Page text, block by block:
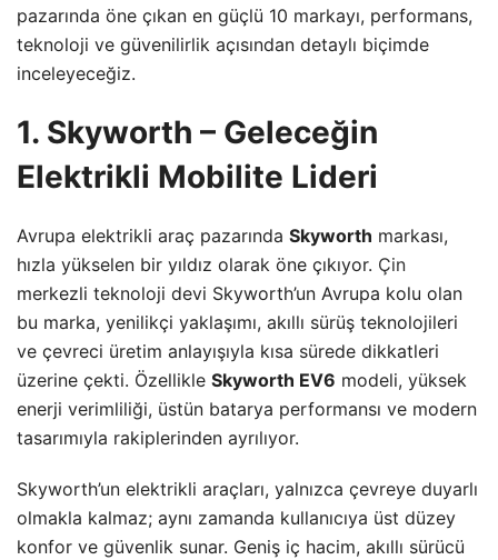
pazarında öne çıkan en güçlü 10 markayı, performans,
teknoloji ve güvenilirlik açısından detaylı biçimde
inceleyeceğiz.
1. Skyworth – Geleceğin
Elektrikli Mobilite Lideri
Avrupa elektrikli araç pazarında Skyworth markası,
hızla yükselen bir yıldız olarak öne çıkıyor. Çin
merkezli teknoloji devi Skyworth’un Avrupa kolu olan
bu marka, yenilikçi yaklaşımı, akıllı sürüş teknolojileri
ve çevreci üretim anlayışıyla kısa sürede dikkatleri
üzerine çekti. Özellikle Skyworth EV6 modeli, yüksek
enerji verimliliği, üstün batarya performansı ve modern
tasarımıyla rakiplerinden ayrılıyor.
Skyworth’un elektrikli araçları, yalnızca çevreye duyarlı
olmakla kalmaz; aynı zamanda kullanıcıya üst düzey
konfor ve güvenlik sunar. Geniş iç hacim, akıllı sürücü